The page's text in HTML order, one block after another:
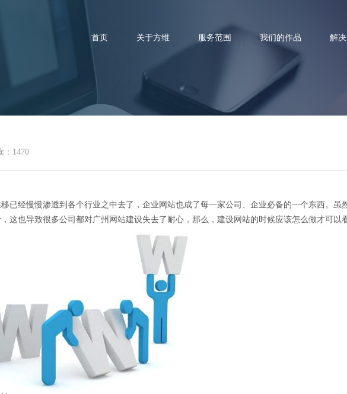
首页 关于方维 服务范围 我们的作品 解
：1470
经慢慢渗透到各个行业之中去了，企业网站也成了每一家公司、企业必备的一个东西。虽
这也导致很多公司都对广州网站建设失去了耐心，那么，建设网站的时候应该怎么做才可以